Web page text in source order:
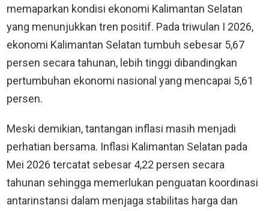
memaparkan kondisi ekonomi Kalimantan Selatan
yang menunjukkan tren positif. Pada triwulan I 2026,
ekonomi Kalimantan Selatan tumbuh sebesar 5,67
persen secara tahunan, lebih tinggi dibandingkan
pertumbuhan ekonomi nasional yang mencapai 5,61
persen.
Meski demikian, tantangan inflasi masih menjadi
perhatian bersama. Inflasi Kalimantan Selatan pada
Mei 2026 tercatat sebesar 4,22 persen secara
tahunan sehingga memerlukan penguatan koordinasi
antarinstansi dalam menjaga stabilitas harga dan